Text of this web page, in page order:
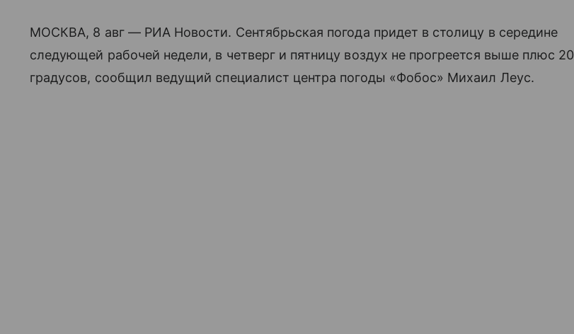
МОСКВА, 8 авг — РИА Новости. Сентябрьская погода придет в столицу в середине
следующей рабочей недели, в четверг и пятницу воздух не прогреется выше плюс 20
градусов, сообщил ведущий специалист центра погоды «Фобос» Михаил Леус.